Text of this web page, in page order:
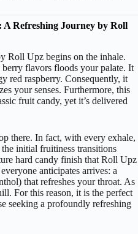
Refreshing Journey by Roll
Roll Upz begins on the inhale.
flavors floods your palate. It
red raspberry. Consequently, it
your senses. Furthermore, this
fruit candy, yet it’s delivered
there. In fact, with every exhale,
initial fruitiness transitions
hard candy finish that Roll Upz
anticipates arrives: a
that refreshes your throat. As
For this reason, it is the perfect
seeking a profoundly refreshing